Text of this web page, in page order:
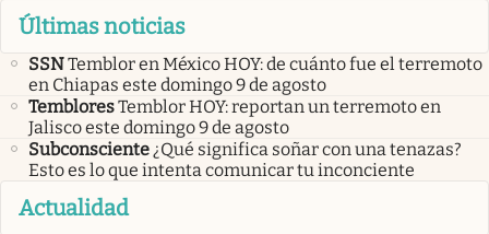
Últimas noticias
SSNTemblor en México HOY: de cuánto fue el terremoto
en Chiapas este domingo 9 de agosto
TembloresTemblor HOY: reportan un terremoto en
Jalisco este domingo 9 de agosto
Subconsciente¿Qué significa soñar con una tenazas?
Esto es lo que intenta comunicar tu inconciente
Actualidad